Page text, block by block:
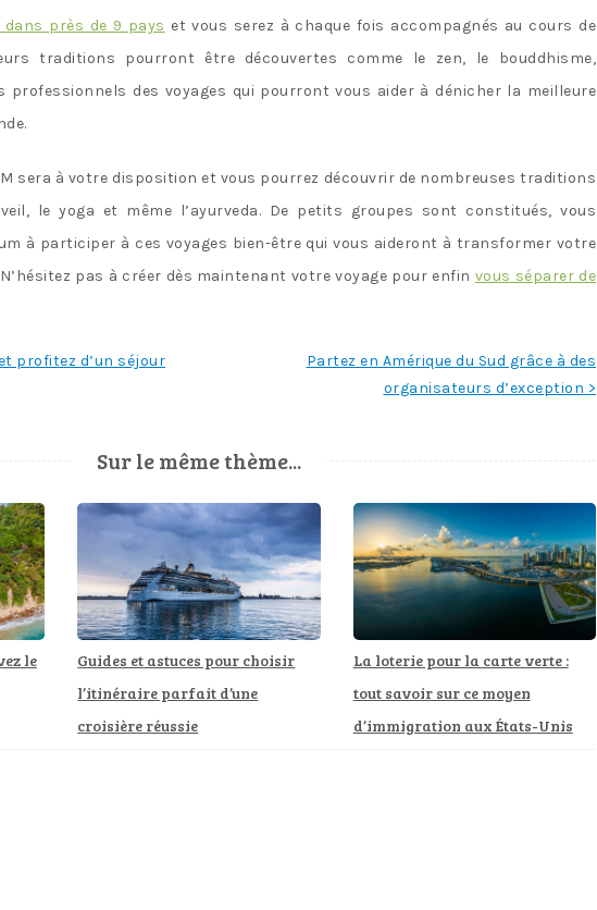
près de 9 pays et vous serez à chaque fois accompagnés au cours de
traditions pourront être découvertes comme le zen, le bouddhisme,
professionnels des voyages qui pourront vous aider à dénicher la meilleure
sera à votre disposition et vous pourrez découvrir de nombreuses traditions
le yoga et même l’ayurveda. De petits groupes sont constitués, vous
à participer à ces voyages bien-être qui vous aideront à transformer votre
pas à créer dès maintenant votre voyage pour enfin vous séparer de
profitez d’un séjour
Partez en Amérique du Sud grâce à des
organisateurs d’exception >
Sur le même thème...
le
Guides et astuces pour choisir
l’itinéraire parfait d’une
croisière réussie
La loterie pour la carte verte :
tout savoir sur ce moyen
d’immigration aux États-Unis